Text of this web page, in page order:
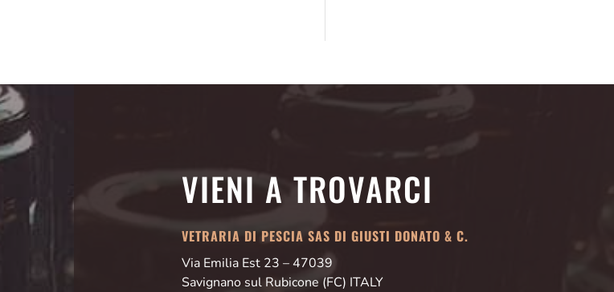
VIENI A TROVARCI
VETRARIA DI PESCIA SAS DI GIUSTI DONATO & C.
Via Emilia Est 23 – 47039
Savignano sul Rubicone (FC) ITALY